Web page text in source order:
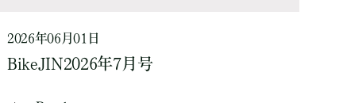
2026年06月01日
BikeJIN2026年7月号